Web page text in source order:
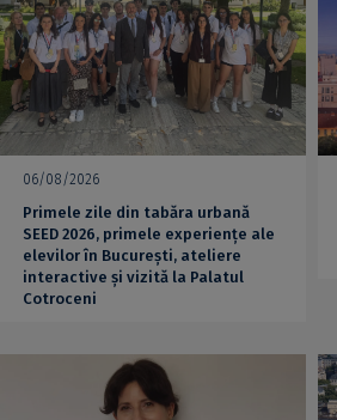
06/08/2026
Primele zile din tabăra urbană
SEED 2026, primele experiențe ale
elevilor în București, ateliere
interactive și vizită la Palatul
Cotroceni